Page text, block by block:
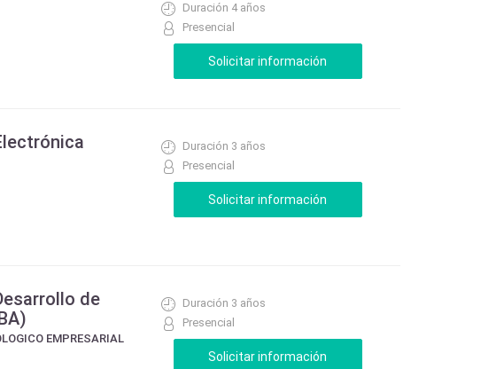
Duración 4 años
Presencial
Duración 3 años
Presencial
de
EMPRESARIAL
Duración 3 años
Presencial